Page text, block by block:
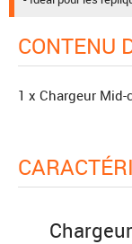
CONTENU
1 x Chargeur Mid-